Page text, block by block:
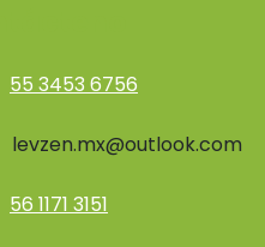
55 3453 6756
levzen.mx@outlook.com
56 1171 3151